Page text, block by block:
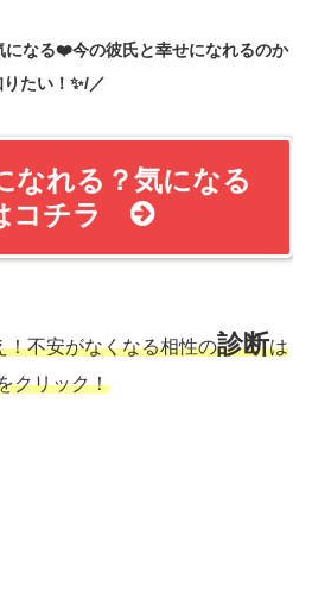
になる❤️今の彼氏と幸せになれるのか
りたい！✨/／
なれる？気になる
コチラ
！不安がなくなる相性の診断は
クリック！